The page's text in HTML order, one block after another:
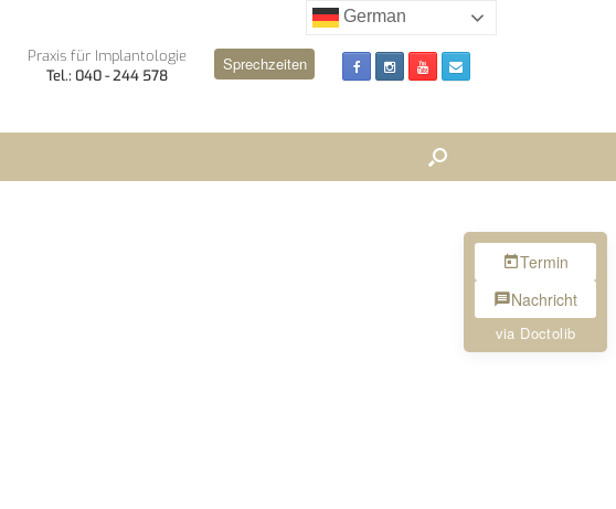
Praxis für Implantologie
Tel.: 040 - 244 578
Sprechzeiten
Termin
Nachricht
via Doctolib
German